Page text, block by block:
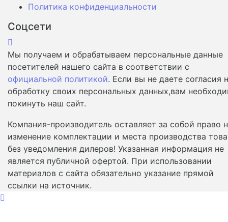
Политика конфиденциальности
Соцсети
Мы получаем и обрабатываем персональные данные
посетителей нашего сайта в соответствии с
официальной политикой. Если вы не даете согласия
обработку своих персональных данных,вам
покинуть наш сайт.
Компания-производитель оставляет за собой право
изменение комплектации и места производства
без уведомления дилеров! Указанная информация не
является публичной офертой. При использовании
материалов с сайта обязательно указание прямой
ссылки на источник.